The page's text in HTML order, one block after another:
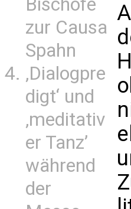
Bischöfe
zur Causa
Spahn
‚Dialogpre
digt‘ und
‚meditativ
er Tanz’
während
der